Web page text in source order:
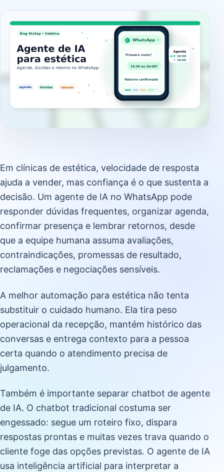
Em clínicas de estética, velocidade de resposta
ajuda a vender, mas confiança é o que sustenta a
decisão. Um agente de IA no WhatsApp pode
responder dúvidas frequentes, organizar agenda,
confirmar presença e lembrar retornos, desde
que a equipe humana assuma avaliações,
contraindicações, promessas de resultado,
reclamações e negociações sensíveis.
A melhor automação para estética não tenta
substituir o cuidado humano. Ela tira peso
operacional da recepção, mantém histórico das
conversas e entrega contexto para a pessoa
certa quando o atendimento precisa de
julgamento.
Também é importante separar chatbot de agente
de IA. O chatbot tradicional costuma ser
engessado: segue um roteiro fixo, dispara
respostas prontas e muitas vezes trava quando o
cliente foge das opções previstas. O agente de IA
usa inteligência artificial para interpretar a